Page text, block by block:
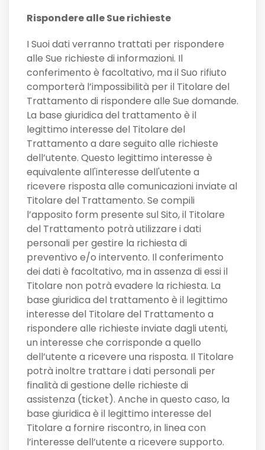
Rispondere alle Sue richieste
I Suoi dati verranno trattati per rispondere
alle Sue richieste di informazioni. Il
conferimento è facoltativo, ma il Suo rifiuto
comporterà l’impossibilità per il Titolare del
Trattamento di rispondere alle Sue domande.
La base giuridica del trattamento è il
legittimo interesse del Titolare del
Trattamento a dare seguito alle richieste
dell’utente. Questo legittimo interesse è
equivalente all'interesse dell'utente a
ricevere risposta alle comunicazioni inviate al
Titolare del Trattamento. Se compili
l’apposito form presente sul Sito, il Titolare
del Trattamento potrà utilizzare i dati
personali per gestire la richiesta di
preventivo e/o intervento. Il conferimento
dei dati è facoltativo, ma in assenza di essi il
Titolare non potrà evadere la richiesta. La
base giuridica del trattamento è il legittimo
interesse del Titolare del Trattamento a
rispondere alle richieste inviate dagli utenti,
un interesse che corrisponde a quello
dell’utente a ricevere una risposta. Il Titolare
potrà inoltre trattare i dati personali per
finalità di gestione delle richieste di
assistenza (ticket). Anche in questo caso, la
base giuridica è il legittimo interesse del
Titolare a fornire riscontro, in linea con
l’interesse dell’utente a ricevere supporto.